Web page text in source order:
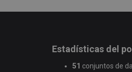
Estadísticas del
51 conjuntos de